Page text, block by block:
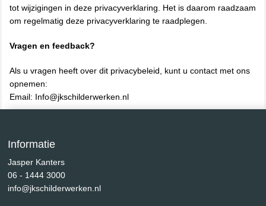
tot wijzigingen in deze privacyverklaring. Het is daarom raadzaam
om regelmatig deze privacyverklaring te raadplegen.
Vragen en feedback?
Als u vragen heeft over dit privacybeleid, kunt u contact met ons
opnemen:
Email: Info@jkschilderwerken.nl
Informatie
Jasper Kanters
06 - 1444 3000
info@jkschilderwerken.nl